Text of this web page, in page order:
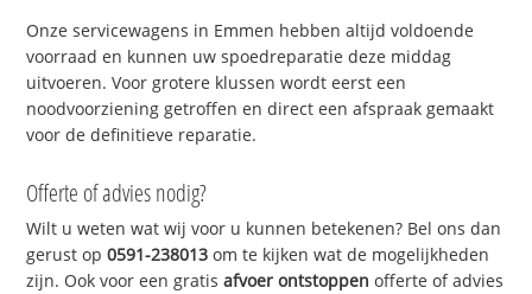
Onze servicewagens in Emmen hebben altijd voldoende
voorraad en kunnen uw spoedreparatie deze middag
uitvoeren. Voor grotere klussen wordt eerst een
noodvoorziening getroffen en direct een afspraak gemaakt
voor de definitieve reparatie.
Offerte of advies nodig?
Wilt u weten wat wij voor u kunnen betekenen? Bel ons dan
gerust op0591-238013 om te kijken wat de mogelijkheden
zijn. Ook voor een gratisafvoer ontstoppen offerte of advies